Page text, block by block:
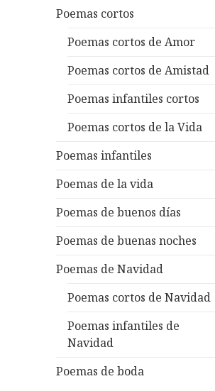
Poemas cortos
Poemas cortos de Amor
Poemas cortos de Amistad
Poemas infantiles cortos
Poemas cortos de la Vida
Poemas infantiles
Poemas de la vida
Poemas de buenos días
Poemas de buenas noches
Poemas de Navidad
Poemas cortos de Navidad
Poemas infantiles de
Navidad
Poemas de boda